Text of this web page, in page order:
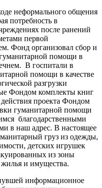
неформального общения
потребность в
после ранений
первой
Фонд организовал сбор и
помощи в
В госпитали в
помощи в качестве
разгрузки
Фондом комплекты книг
проекта Фондом
гуманитарной помощи
благодарственными
в наш адрес. В настоящее
груз из одежды,
детских игрушек
из зоны
и имущества.
информационное